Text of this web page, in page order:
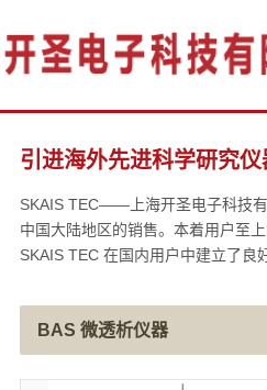
引进海外先进科学研究仪
SKAIS TEC——上海开圣电子科技
中国大陆地区的销售。本着用户至
SKAIS TEC 在国内用户中建立了良
BAS 微透析仪器